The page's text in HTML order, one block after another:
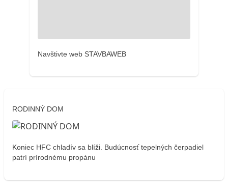
Navštivte web STAVBAWEB
RODINNÝ DOM
Koniec HFC chladív sa blíži. Budúcnosť tepelných čerpadiel
patrí prírodnému propánu